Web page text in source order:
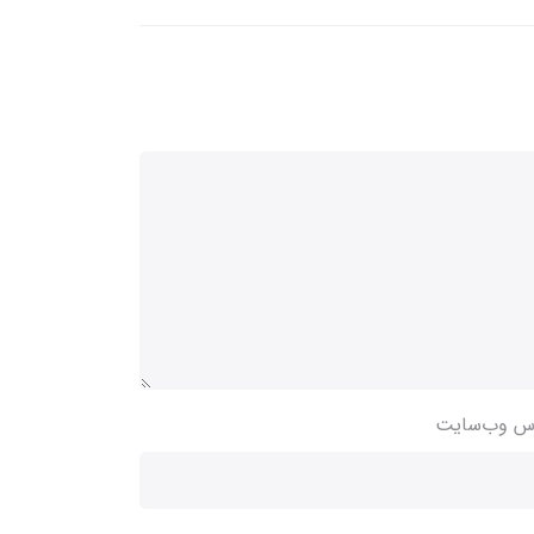
وب‌سایت